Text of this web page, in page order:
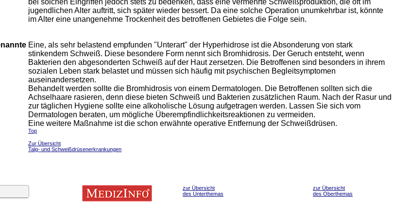
bei solchen Eingriffen jedoch stets zu bedenken, dass eine vermehrte Schweißproduktion, die oft im
jugendlichen Alter auftritt, sich später wieder bessert. Da eine solche Operation unumkehrbar ist, könnte
im Alter eine unangenehme Trockenheit des betroffenen Gebietes die Folge sein.
Eine, als sehr belastend empfunden "Unterart" der Hyperhidrose ist die Absonderung von stark
stinkendem Schweiß. Diese besondere Form nennt sich Bromhidrosis. Der Geruch entsteht, wenn
Bakterien den abgesonderten Schweiß auf der Haut zersetzen. Die Betroffenen sind besonders in ihrem
sozialen Leben stark belastet und müssen sich häufig mit psychischen Begleitsymptomen
auseinandersetzen.
Behandelt werden sollte die Bromhidrosis von einem Dermatologen. Die Betroffenen sollten sich die
Achselhaare rasieren, denn diese bieten Schweiß und Bakterien zusätzlichen Raum. Nach der Rasur und
zur täglichen Hygiene sollte eine alkoholische Lösung aufgetragen werden. Lassen Sie sich vom
Dermatologen beraten, um mögliche Überempfindlichkeitsreaktionen zu vermeiden.
Eine weitere Maßnahme ist die schon erwähnte operative Entfernung der Schweißdrüsen.
Top
Zur Übersicht
Talg- und Schweißdrüsenerkrankungen
zur Übersicht
des Unterthemas
zur Übersicht
des Oberthemas